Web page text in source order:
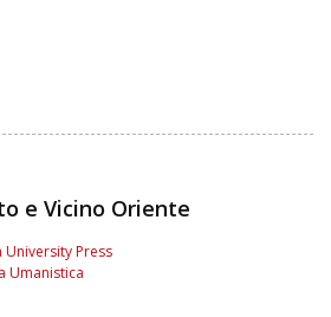
e Vicino Oriente
University Press
Umanistica